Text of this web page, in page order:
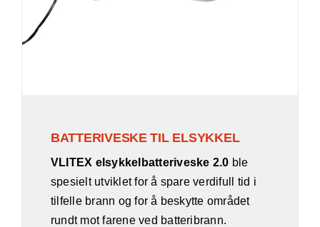
BATTERIVESKE TIL ELSYKKEL
VLITEX elsykkelbatteriveske 2.0 ble
spesielt utviklet for å spare verdifull tid i
tilfelle brann og for å beskytte området
rundt mot farene ved batteribrann.